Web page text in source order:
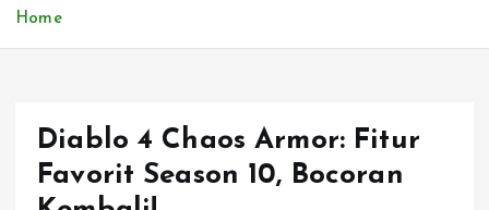
Home
Diablo 4 Chaos Armor: Fitur
Favorit Season 10, Bocoran